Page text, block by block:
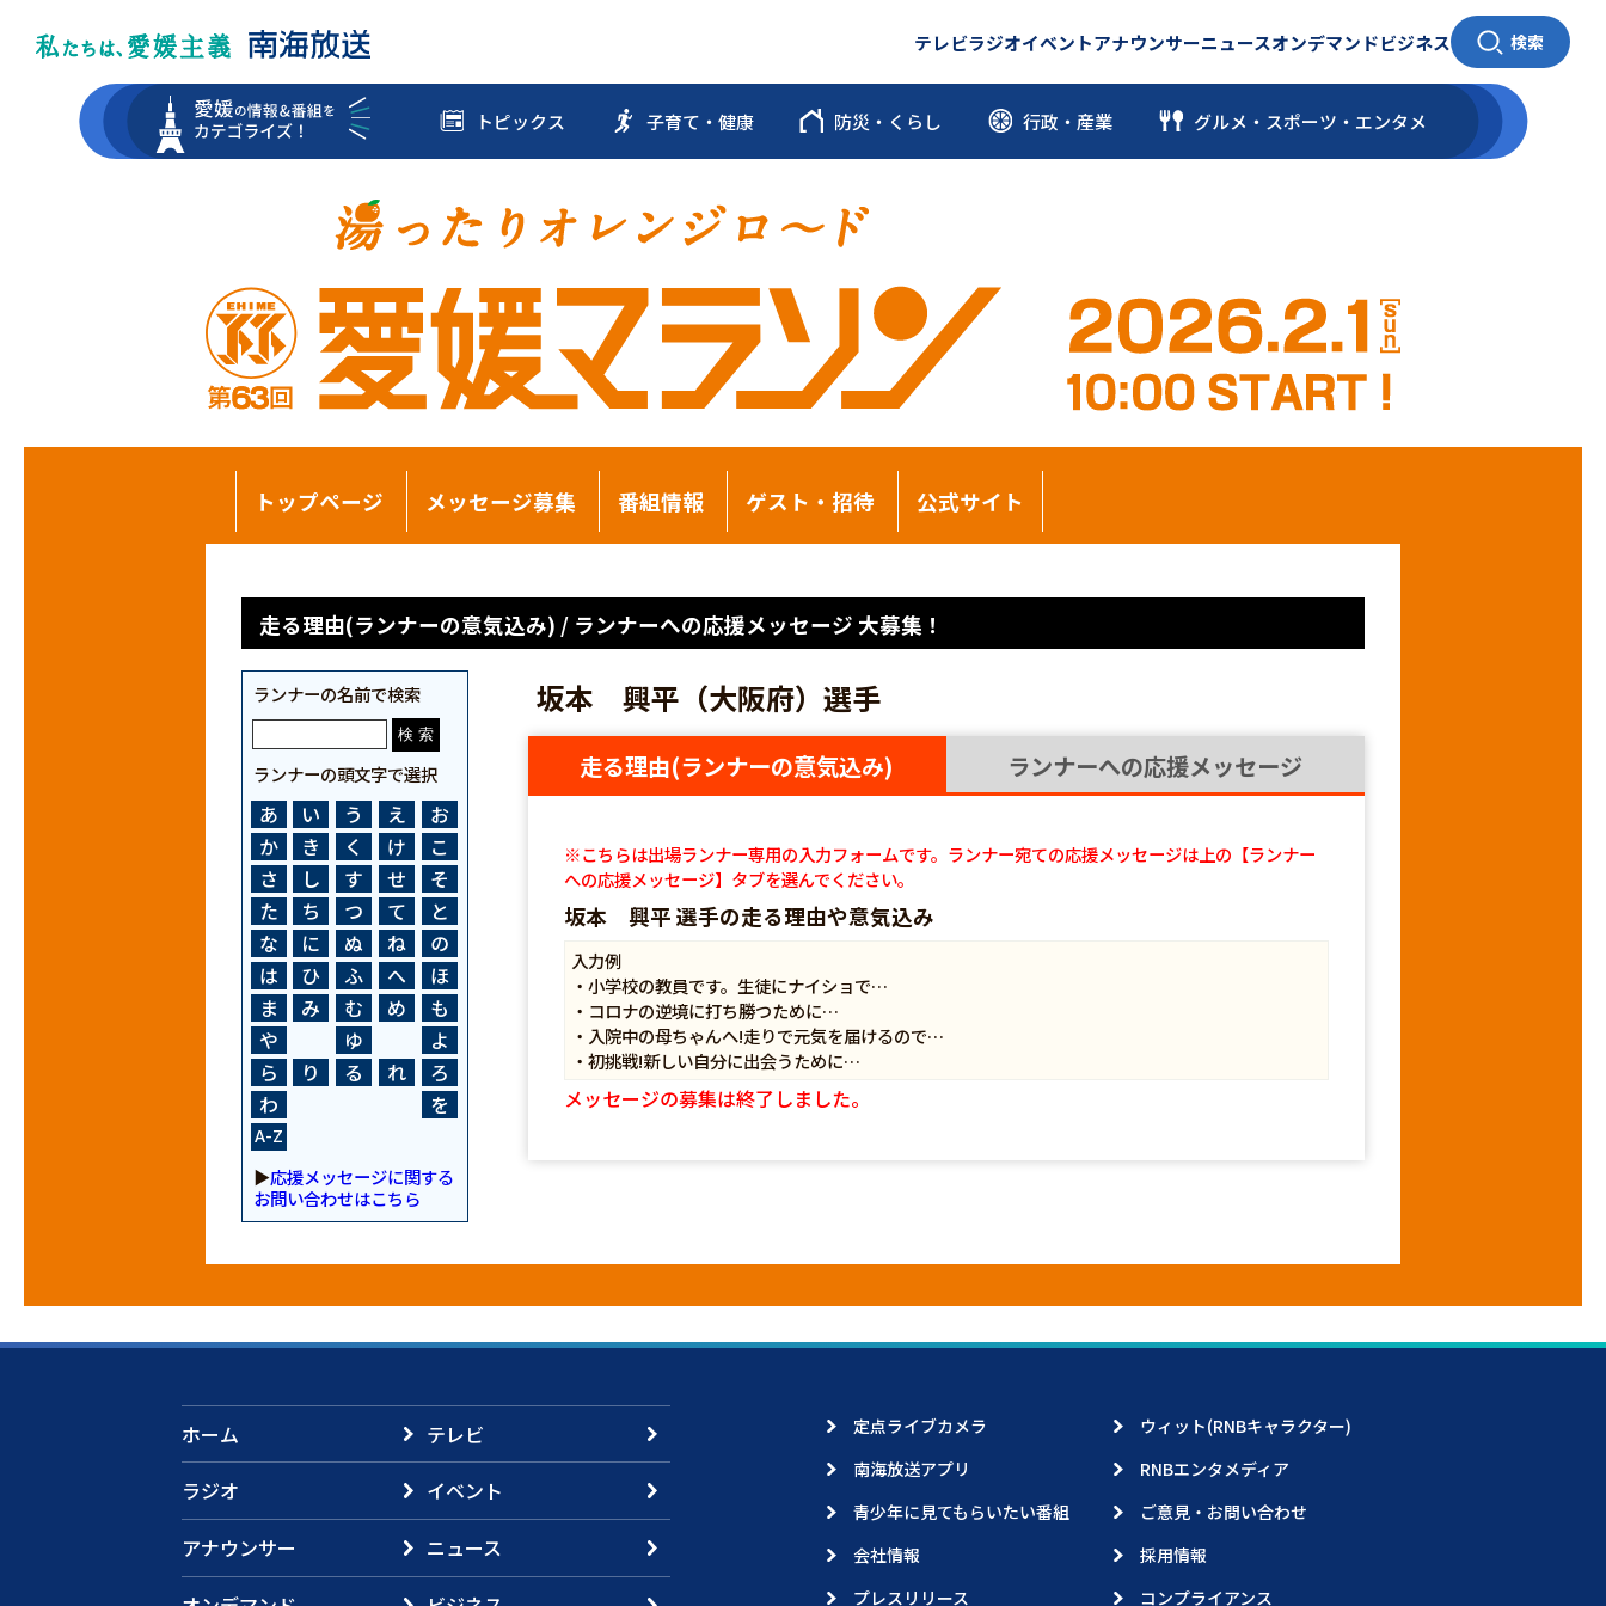
テレビラジオイベントアナウンサーニュースオンデマンドビジネス 検索
トピックス 子育て・健康 防災・くらし 行政・産業 グルメ・スポーツ ・ エンタメ
トップページ メッセージ募集 番組情報 ゲスト・招待 公式サイト
走る理由(ランナーの意気込み) / ランナーへの応援メッセージ 大募集！
ランナーの名前で検索
ランナーの頭文字で選択
あ い う え
お
か
き く け
こ
さ
し す せ
そ
た
ち つ て
と
な
に ぬ ね
の
は
ひ ふ へ
ほ
ま
み む め
も
や
ゆ
よ
ら
り る れ
ろ
わ
を
A-Z
▶応援メッセージに関する
お問い合わせはこちら
坂本 興平（大阪府）選手
走る理由(ランナーの意気込み) ランナーへの応援メッセージ
※こちらは出場ランナー専用の入力フォームです。ランナー宛ての応援メッセージは上の【ランナー
への応援メッセージ】タブを選んでください。
坂本 興平 選手の走る理由や意気込み
入力例
・小学校の教員です。生徒にナイショで…
・コロナの逆境に打ち勝つために…
・入院中の母ちゃんへ!走りで元気を届けるので…
・初挑戦!新しい自分に出会うために…
メッセージの募集は終了しました。
ホーム
テレビ
ラジオ
イベント
アナウンサー
ニュース
定点ライブカメラ
ウィット(RNBキャラクター)
南海放送アプリ
RNBエンタメディア
青少年に見てもらいたい番組
ご意見・お問い合わせ
会社情報
採用情報
プレスリリース
コンプライアンス